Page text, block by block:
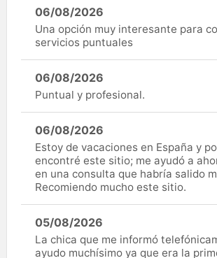
06/08/2026
Una opción muy interesante para
servicios puntuales
06/08/2026
Puntual y profesional.
06/08/2026
Estoy de vacaciones en España y
encontré este sitio; me ayudó a
en una consulta que habría salido
Recomiendo mucho este sitio.
05/08/2026
La chica que me informó
ayudo muchísimo ya que era la